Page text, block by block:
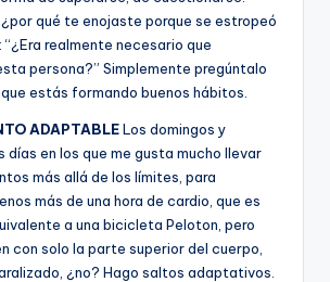
¿por qué te enojaste porque se estropeó
realmente necesario que
persona?” Simplemente pregúntalo
estás formando buenos hábitos.
ADAPTABLELos domingos y
días en los que me gusta mucho llevar
más allá de los límites, para
más de una hora de cardio, que es
a una bicicleta Peloton, pero
con solo la parte superior del cuerpo,
¿no? Hago saltos adaptativos.